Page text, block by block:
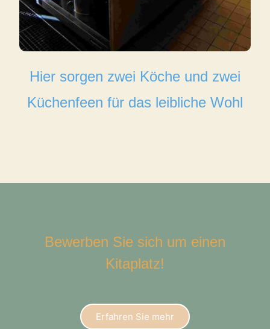
Hier sorgen zwei Köche und zwei
Küchenfeen für das leibliche Wohl
Bewerben Sie sich um einen
Kitaplatz!
Erfahren Sie mehr